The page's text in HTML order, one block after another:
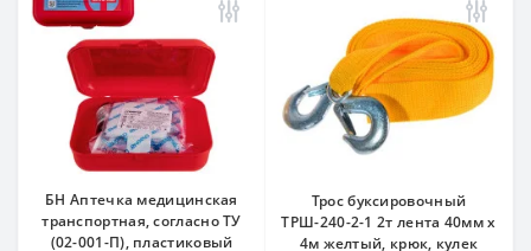
БН Аптечка медицинская
транспортная, согласно ТУ
(02-001-П), пластиковый
Трос буксировочный
ТРШ-240-2-1 2т лента 40мм х
4м желтый, крюк, кулек